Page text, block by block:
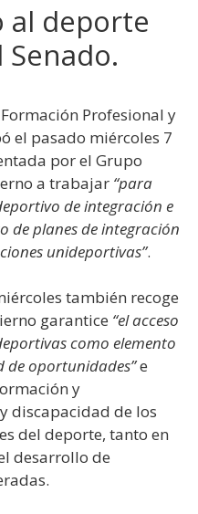
al deporte
Profesional y
el pasado miércoles 7
por el Grupo
a trabajar “para
de integración e
de planes de integración
unideportivas”.
también recoge
garantice “el acceso
como elemento
de oportunidades”e
y
discapacidad de los
del deporte, tanto en
desarrollo de